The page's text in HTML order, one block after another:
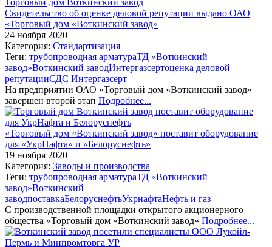
Свидетельство об оценке деловой репутации выдано ОАО
«Торговый дом «Воткинский завод»
24 ноября 2020
Категория: Стандартизация
Теги: трубопроводная арматураТД «Воткинский
завод»Воткинский заводИнтергазсертоценка деловой
репутацииСДС Интергазсерт
На предприятии ОАО «Торговый дом «Воткинский завод»
завершен второй этап Подробнее...
«Торговый дом «Воткинский завод» поставит оборудование
для «УкрНафта» и «Белоруснефть»
19 ноября 2020
Категория: Заводы и производства
Теги: трубопроводная арматураТД «Воткинский
завод»Воткинский
заводпоставкаБелоруснефтьУкрнафтаНефть и газ
С производственной площадки открытого акционерного
общества «Торговый дом «Воткинский завод» Подробнее...